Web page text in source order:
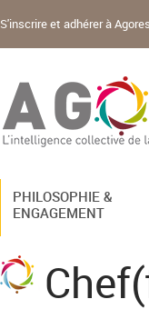
S'inscrire et adhérer à Agores
PHILOSOPHIE &
ENGAGEMENT